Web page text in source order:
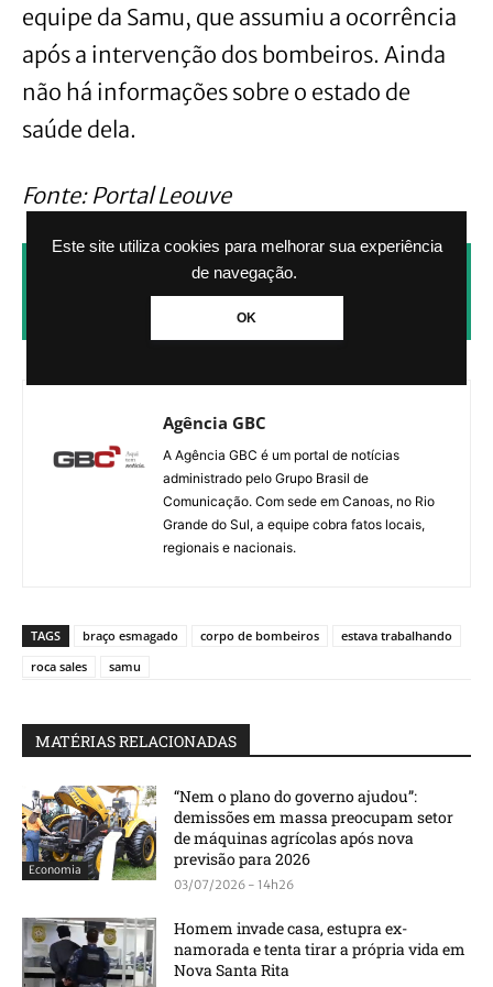
Este site utiliza cookies para melhorar sua experiência
de navegação.
OK
equipe da Samu, que assumiu a ocorrência
após a intervenção dos bombeiros. Ainda
não há informações sobre o estado de
saúde dela.
Fonte: Portal Leouve
CLIQUE AQUI PARA RECEBER NOTÍCIAS
PELO WHATSAPP SEM PAGAR NADA.
Agência GBC
A Agência GBC é um portal de notícias
administrado pelo Grupo Brasil de
Comunicação. Com sede em Canoas, no Rio
Grande do Sul, a equipe cobra fatos locais,
regionais e nacionais.
TAGS braço esmagado corpo de bombeiros
estava trabalhando
roca sales
samu
MATÉRIAS RELACIONADAS
Economia
“Nem o plano do governo ajudou”:
demissões em massa preocupam setor
de máquinas agrícolas após nova
previsão para 2026
03/07/2026 - 14h26
Homem invade casa, estupra ex-
namorada e tenta tirar a própria vida em
Nova Santa Rita